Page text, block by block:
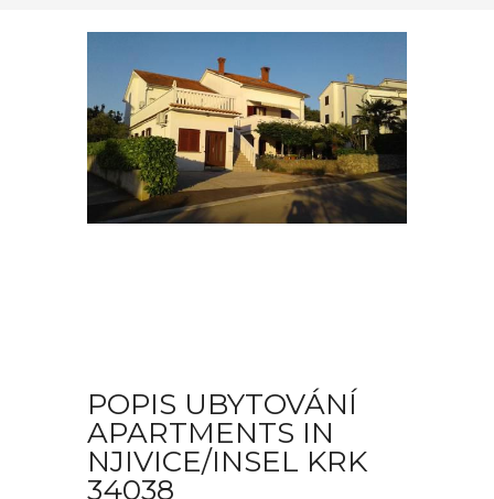
POPIS UBYTOVÁNÍ
APARTMENTS IN
NJIVICE/INSEL KRK
34038